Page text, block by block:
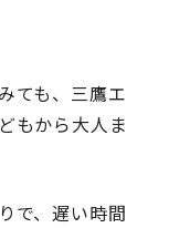
ても、三鷹エ
もから大人ま
で、遅い時間